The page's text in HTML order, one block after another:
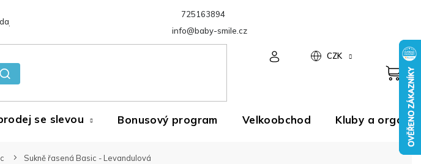
725163894
info@baby-smile.cz
CZK
se slevou Bonusový program Velkoobchod Kluby a
Sukně řasená Basic - Levandulová